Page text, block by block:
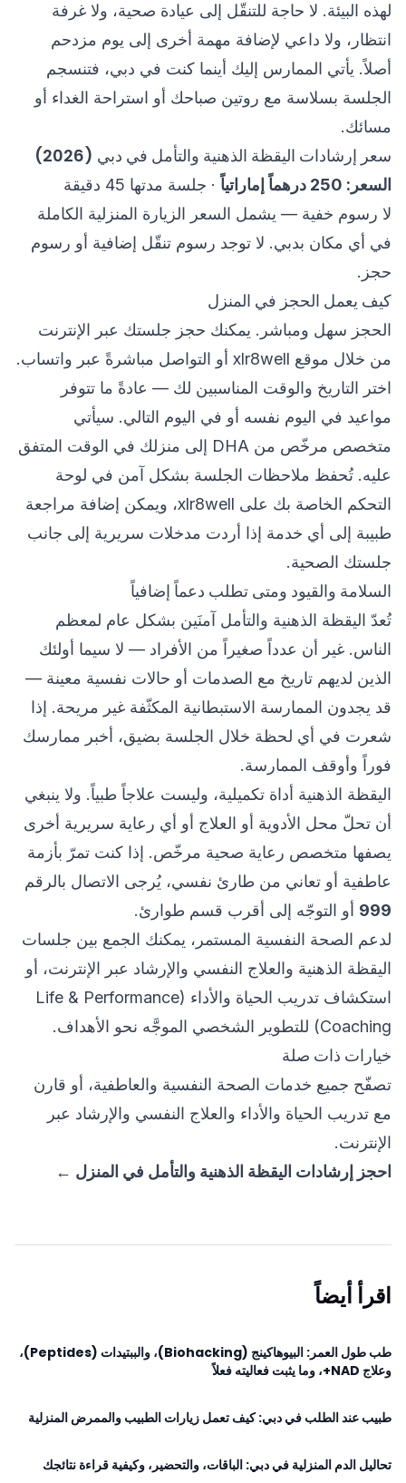
لهذه البيئة. لا حاجة للتنقّل إلى عيادة صحية، ولا غرفة
انتظار، ولا داعي لإضافة مهمة أخرى إلى يوم مزدحم
أصلاً. يأتي الممارس إليك أينما كنت في دبي، فتنسجم
الجلسة بسلاسة مع روتين صباحك أو استراحة الغداء أو
مسائك.
سعر إرشادات اليقظة الذهنية والتأمل في دبي (2026)
السعر: 250 درهماً إماراتياً
· جلسة مدتها 45 دقيقة
لا رسوم خفية — يشمل السعر الزيارة المنزلية الكاملة
في أي مكان بدبي. لا توجد رسوم تنقّل إضافية أو رسوم
حجز.
كيف يعمل الحجز في المنزل
الحجز سهل ومباشر. يمكنك حجز جلستك عبر الإنترنت
من خلال موقع xlr8well أو التواصل مباشرةً عبر واتساب.
اختر التاريخ والوقت المناسبين لك — عادةً ما تتوفر
مواعيد في اليوم نفسه أو في اليوم التالي. سيأتي
متخصص مرخّص من DHA إلى منزلك في الوقت المتفق
عليه. تُحفظ ملاحظات الجلسة بشكل آمن في لوحة
التحكم الخاصة بك على xlr8well، ويمكن إضافة مراجعة
طبيبة إلى أي خدمة إذا أردت مدخلات سريرية إلى جانب
جلستك الصحية.
السلامة والقيود ومتى تطلب دعماً إضافياً
تُعدّ اليقظة الذهنية والتأمل آمنَين بشكل عام لمعظم
الناس. غير أن عدداً صغيراً من الأفراد — لا سيما أولئك
الذين لديهم تاريخ مع الصدمات أو حالات نفسية معينة —
قد يجدون الممارسة الاستبطانية المكثّفة غير مريحة. إذا
شعرت في أي لحظة خلال الجلسة بضيق، أخبر ممارسك
فوراً وأوقف الممارسة.
اليقظة الذهنية أداة تكميلية، وليست علاجاً طبياً. ولا ينبغي
أن تحلّ محل الأدوية أو العلاج أو أي رعاية سريرية أخرى
يصفها متخصص رعاية صحية مرخّص. إذا كنت تمرّ بأزمة
عاطفية أو تعاني من طارئ نفسي، يُرجى الاتصال بالرقم
999 أو التوجّه إلى أقرب قسم طوارئ.
لدعم الصحة النفسية المستمر، يمكنك الجمع بين جلسات
اليقظة الذهنية والعلاج النفسي والإرشاد عبر الإنترنت، أو
استكشاف
تدريب الحياة والأداء (Life & Performance
Coaching)
للتطوير الشخصي الموجَّه نحو الأهداف.
خيارات ذات صلة
تصفّح جميع خدمات الصحة النفسية والعاطفية، أو قارن
مع تدريب الحياة والأداء والعلاج النفسي والإرشاد عبر
الإنترنت.
احجز إرشادات اليقظة الذهنية والتأمل في المنزل ←
اقرأ أيضاً
طب طول العمر: البيوهاكينج (Biohacking)، والببتيدات (Peptides)،
وعلاج NAD+، وما يثبت فعاليته فعلاً
طبيب عند الطلب في دبي: كيف تعمل زيارات الطبيب والممرض المنزلية
تحاليل الدم المنزلية في دبي: الباقات، والتحضير، وكيفية قراءة نتائجك